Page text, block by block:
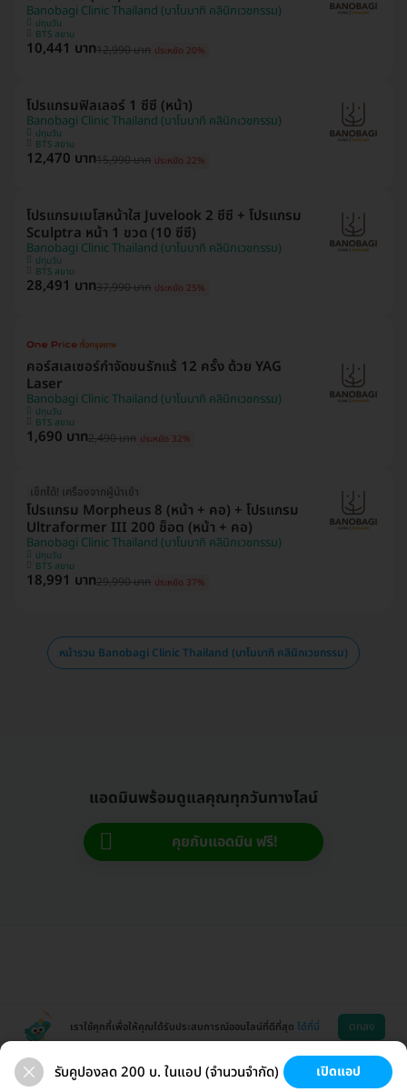
Banobagi Clinic Thailand (บาโนบากิ คลินิกเวชกรรม)
ปทุมวัน
BTS สยาม
10,441 บาท12,990 บาท ประหยัด 20%
โปรแกรมฟิลเลอร์ 1 ซีซี (หน้า)
Banobagi Clinic Thailand (บาโนบากิ คลินิกเวชกรรม)
ปทุมวัน
BTS สยาม
12,470 บาท15,990 บาท ประหยัด 22%
โปรแกรมเมโสหน้าใส Juvelook 2 ซีซี + โปรแกรม
Sculptra หน้า 1 ขวด (10 ซีซี)
Banobagi Clinic Thailand (บาโนบากิ คลินิกเวชกรรม)
ปทุมวัน
BTS สยาม
28,491 บาท37,990 บาท ประหยัด 25%
คอร์สเลเซอร์กำจัดขนรักแร้ 12 ครั้ง ด้วย YAG
Laser
Banobagi Clinic Thailand (บาโนบากิ คลินิกเวชกรรม)
ปทุมวัน
BTS สยาม
1,690 บาท2,490 บาท ประหยัด 32%
เช็กได้! เครื่องจากผู้นำเข้า
โปรแกรม Morpheus 8 (หน้า + คอ) + โปรแกรม
Ultraformer III 200 ช็อต (หน้า + คอ)
Banobagi Clinic Thailand (บาโนบากิ คลินิกเวชกรรม)
ปทุมวัน
BTS สยาม
18,991 บาท29,990 บาท ประหยัด 37%
หน้ารวม Banobagi Clinic Thailand (บาโนบากิ คลินิกเวชกรรม)
แอดมินพร้อมดูแลคุณทุกวันทางไลน์
คุยกับแอดมิน ฟรี!
ขนที่ลับ ช่วยเหลือ โหลดแอพ
เราใช้คุกกี้เพื่อให้คุณได้รับประสบการณ์ออนไลน์ที่ดีที่สุด ได้ที่นี่ ตกลง
รับคูปองลด 200 บ. ในแอป (จำนวนจำกัด) เปิดแอป